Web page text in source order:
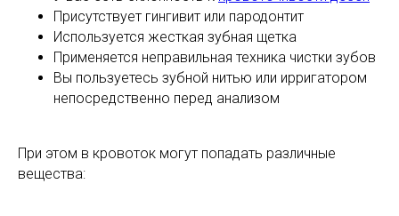
Присутствует гингивит или пародонтит
Используется жесткая зубная щетка
Применяется неправильная техника чистки зубов
Вы пользуетесь зубной нитью или ирригатором
непосредственно перед анализом
При этом в кровоток могут попадать различные
вещества: